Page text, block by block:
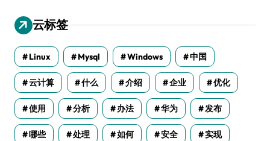
云标签
Linux Mysql Windows 中国
云计算 什么 介绍 企业 优化
使用 分析 办法 华为 发布
哪些 处理 如何 安全 实现